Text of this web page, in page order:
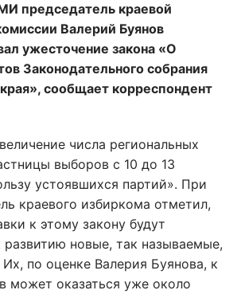
председатель краевой
Валерий Буянов
ужесточение закона «О
Законодательного собрания
сообщает корреспондент
числа региональных
выборов с 10 до 13
устоявшихся партий». При
краевого избиркома отметил,
к этому закону будут
развитию новые, так называемые,
по оценке Валерия Буянова, к
может оказаться уже около